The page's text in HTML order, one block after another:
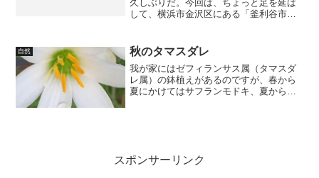
久しぶりだ。今回は、ちょっと足を延ば
して、横浜市金沢区にある「釜利谷市民
集合のような場所で、「釜利谷市民の
森」「氷取沢市民の森」「峯...
自然 秋のタマスダレ
我が家にはゼフィランサス属（タマスダ
レ属）の鉢植えがあるのですが、春から
夏にかけてはサフランモドキ、夏から秋
スポンサーリンク